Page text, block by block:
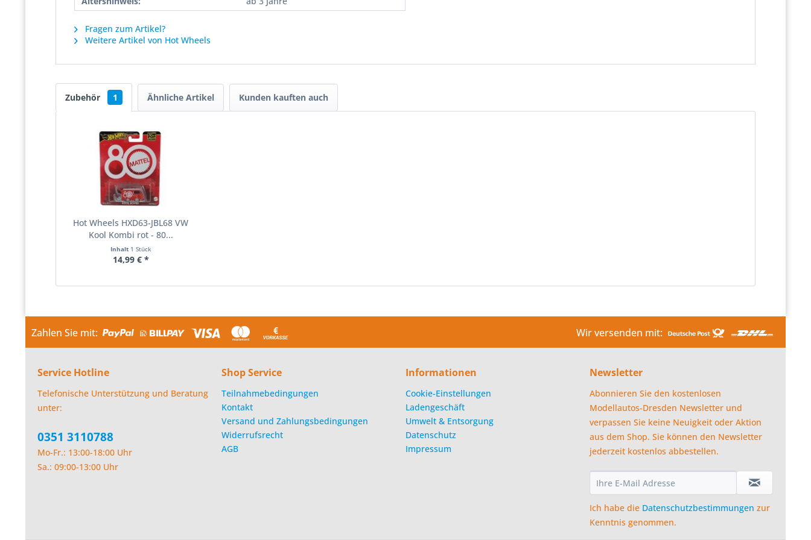
Fragen zum Artikel?
Weitere Artikel von Hot Wheels
Zubehör 1 Ähnliche Artikel Kunden kauften auch
Hot Wheels HXD63-JBL68 VW
Kool Kombi rot - 80...
Inhalt 1 Stück
14,99 € *
Zahlen Sie mit: Wir versenden mit:
Service Hotline
Telefonische Unterstützung und Beratung
unter:
0351 3110788
Mo-Fr.: 13:00-18:00 Uhr
Sa.: 09:00-13:00 Uhr
Shop Service
Teilnahmebedingungen
Kontakt
Versand und Zahlungsbedingungen
Widerrufsrecht
AGB
Informationen
Cookie-Einstellungen
Ladengeschäft
Umwelt & Entsorgung
Datenschutz
Impressum
Newsletter
Abonnieren Sie den kostenlosen
Modellautos-Dresden Newsletter und
verpassen Sie keine Neuigkeit oder Aktion
aus dem Shop. Sie können den Newsletter
jederzeit kostenlos abbestellen.
Ich habe die Datenschutzbestimmungen zur
Kenntnis genommen.